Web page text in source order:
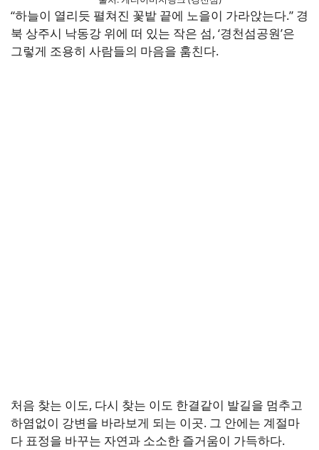
“하늘이 열리듯 펼쳐진 꽃밭 끝에 노을이 가라앉는다.” 경
북 상주시 낙동강 위에 떠 있는 작은 섬, ‘경천섬공원’은
그렇게 조용히 사람들의 마음을 훔친다.
처음 찾는 이도, 다시 찾는 이도 한결같이 발길을 멈추고
하염없이 강변을 바라보게 되는 이곳. 그 안에는 계절마
다 표정을 바꾸는 자연과 소소한 즐거움이 가득하다.